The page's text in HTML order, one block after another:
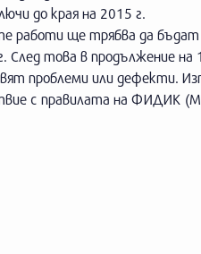
до края на 2015 г.
работи ще трябва да бъдат
това в продължение
проблеми или дефекти.
с правилата на ФИДИК